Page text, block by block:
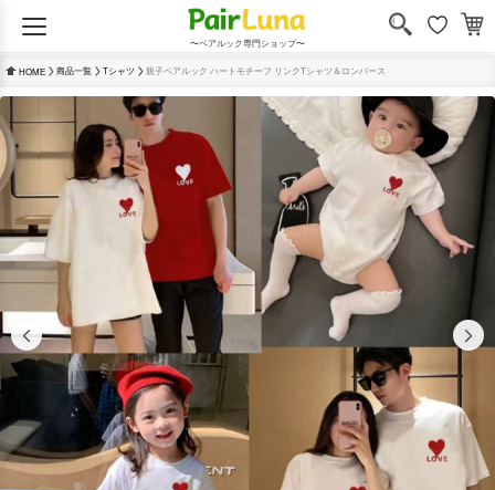
〜ペアルック専門ショップ〜
HOME 商品一覧 Tシャツ 親子ペアルック ハートモチーフ リンクTシャツ＆ロンパース